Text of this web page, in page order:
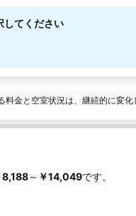
してください
料金と空室状況は、継続的に変
8,188～ ‎￥14,049です。